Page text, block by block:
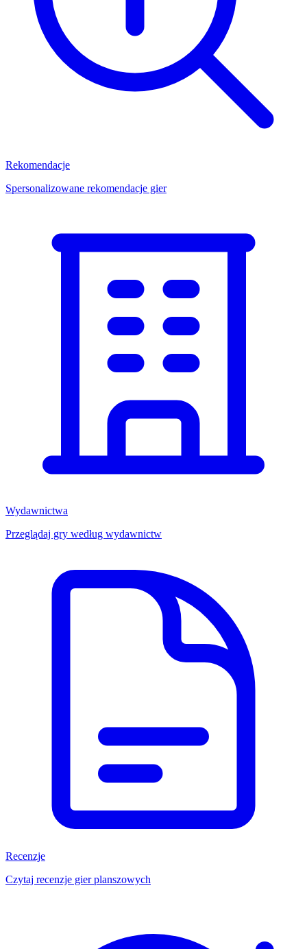
Rekomendacje
Spersonalizowane rekomendacje gier
Wydawnictwa
Przeglądaj gry według wydawnictw
Recenzje
Czytaj recenzje gier planszowych